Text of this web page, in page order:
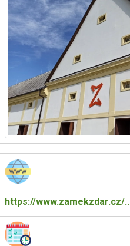
https://www.zamekzdar.cz/..